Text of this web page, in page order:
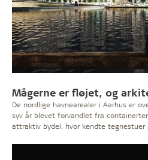
Mågerne er fløjet, og
De nordlige havnearealer i Aarhus er
syv år blevet forvandlet fra
attraktiv bydel, hvor kendte tegnestuer
byliv med ind i nye bydele, men